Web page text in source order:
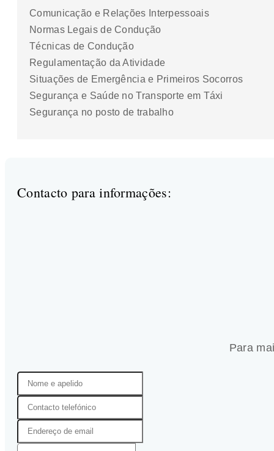
Comunicação e Relações Interpessoais
Normas Legais de Condução
Técnicas de Condução
Regulamentação da Atividade
Situações de Emergência e Primeiros Socorros
Segurança e Saúde no Transporte em Táxi
Segurança no posto de trabalho
Contacto para informações:
Para